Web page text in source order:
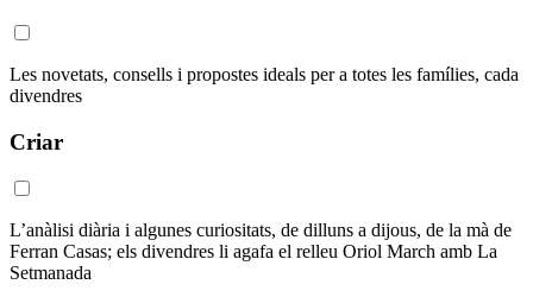
Les novetats, consells i propostes ideals per a totes les famílies, cada
divendres
Criar
L’anàlisi diària i algunes curiositats, de dilluns a dijous, de la mà de
Ferran Casas; els divendres li agafa el relleu Oriol March amb La
Setmanada